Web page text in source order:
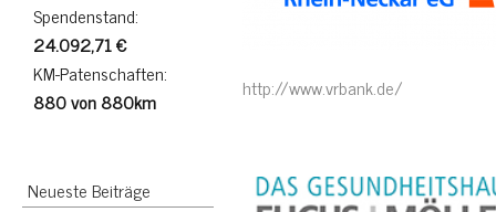
Spendenstand:
24.092,71 €
KM-Patenschaften:
880 von 880km
Neueste Beiträge
http://www.vrbank.de/